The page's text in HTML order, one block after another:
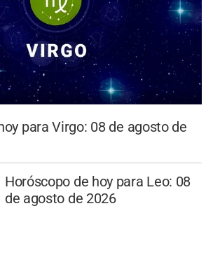
para Virgo: 08 de agosto de
Horóscopo de hoy para Leo: 08
de agosto de 2026